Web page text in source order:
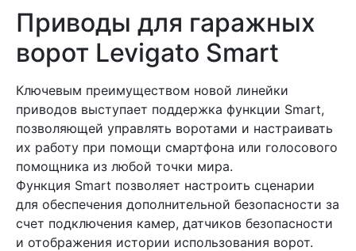
Приводы для гаражных
ворот Levigato Smart
Ключевым преимуществом новой линейки
приводов выступает поддержка функции Smart,
позволяющей управлять воротами и настраивать
их работу при помощи смартфона или голосового
помощника из любой точки мира.
Функция Smart позволяет настроить сценарии
для обеспечения дополнительной безопасности за
счет подключения камер, датчиков безопасности
и отображения истории использования ворот.